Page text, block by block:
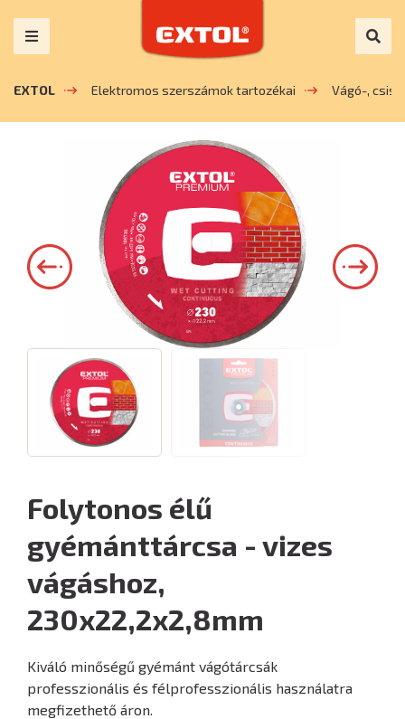
EXTOL Elektromos szerszámok tartozékai Vágó-,
Folytonos élű
gyémánttárcsa - vizes
vágáshoz,
230x22,2x2,8mm
Kiváló minőségű gyémánt vágótárcsák
professzionális és félprofesszionális használatra
megfizethető áron.